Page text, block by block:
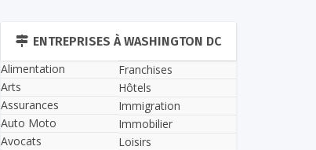
ENTREPRISES À WASHINGTON DC
Alimentation
Arts
Assurances
Auto Moto
Avocats
Franchises
Hôtels
Immigration
Immobilier
Loisirs